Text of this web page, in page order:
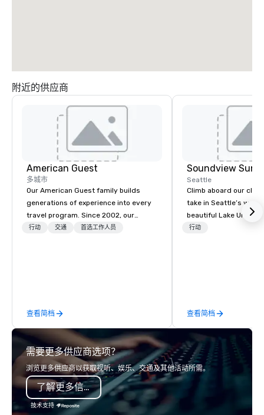
附近的供应商
American Guest
多城市
Our American Guest family builds
generations of experience into every
travel program. Since 2002, our
mission has been to capture the
management, we treat your project as
if we were the client. Our personal
network of global suppliers helps us
bring your vision to life. With genuine
passion, an international team, and
American hospitality, we deliver our
promise: your business matters.
行动 交通 首选工作人员
查看简档
Soundview
Seattle
Climb aboard our
take in Seattle’s
beautiful Lake Union
waterways. You’ll
seating in the deck
deck gives you a
area for entertaining
incredible views of
awesome sunsets,
below-deck to get
行动
查看简档
需要更多供应商选项？
浏览更多供应商以获取视听、娱乐、交通及其他活动所需。
了解更多信息
技术支持